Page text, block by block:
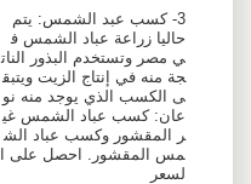
3- كسب عبد الشمس: يتم
حاليا زراعة عباد الشمس ف
ي مصر وتستخدم البذور النات
جة منه في إنتاج الزيت ويتبق
ى الكسب الذي يوجد منه نو
عان: كسب عباد الشمس غي
ر المقشور وكسب عباد الش
مس المقشور. احصل على ا
لسعر